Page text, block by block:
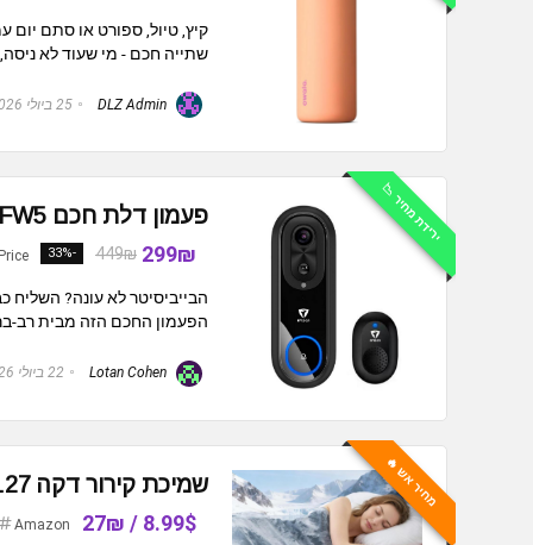
שתייה חכם - מי שעוד לא ניסה, זה
25 ביולי 2026
ירידת מחיר 📉 פעמון דלת חכם Rav Bariach SFW5
299₪
449₪
-33%
הבייביסיטר לא עונה?
הפעמון החכם הזה מבית רב-
22 ביולי 2026
מחיר אש 🔥 שמיכת קירור דקה 127×178 ס"מ (50×70 אינץ')
8.99$ / 27₪
Amazon